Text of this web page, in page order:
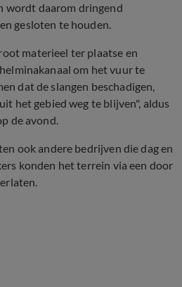
wordt daarom dringend
gesloten te houden.
materieel ter plaatse en
om het vuur te
dat de slangen beschadigen,
het gebied weg te blijven", aldus
de avond.
ook andere bedrijven die dag en
konden het terrein via een door